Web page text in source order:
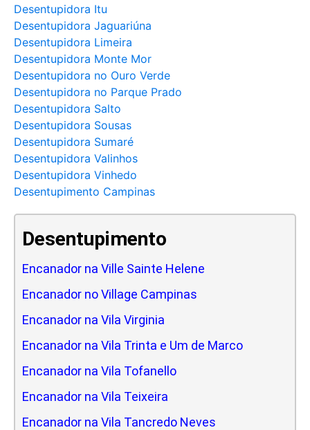
Desentupidora Itu
Desentupidora Jaguariúna
Desentupidora Limeira
Desentupidora Monte Mor
Desentupidora no Ouro Verde
Desentupidora no Parque Prado
Desentupidora Salto
Desentupidora Sousas
Desentupidora Sumaré
Desentupidora Valinhos
Desentupidora Vinhedo
Desentupimento Campinas
Desentupimento
Encanador na Ville Sainte Helene
Encanador no Village Campinas
Encanador na Vila Virginia
Encanador na Vila Trinta e Um de Marco
Encanador na Vila Tofanello
Encanador na Vila Teixeira
Encanador na Vila Tancredo Neves